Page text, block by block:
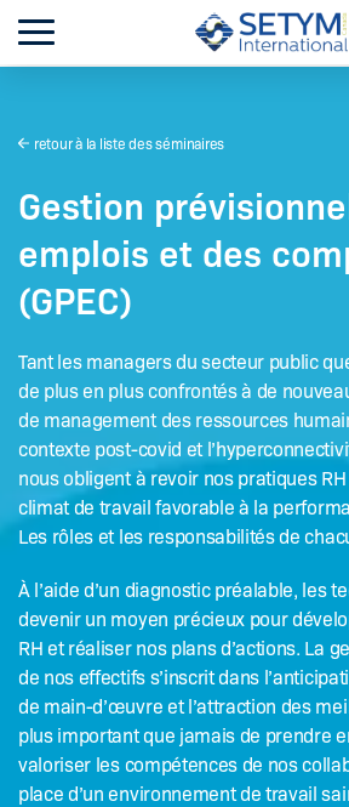
retour à la liste des séminaires
Gestion
emplois et des
(GPEC)
Tant les managers du secteur public
de plus en plus confrontés à de
de management des ressources
contexte post-covid et
nous obligent à revoir nos pratiques
climat de travail favorable à la
Les rôles et les responsabilités de
À l’aide d’un diagnostic préalable, les
devenir un moyen précieux pour
RH et réaliser nos plans d’actions. La
de nos effectifs s’inscrit dans
de main-d’œuvre et l’attraction des
plus important que jamais de prendre
valoriser les compétences de nos
place d’un environnement de travail